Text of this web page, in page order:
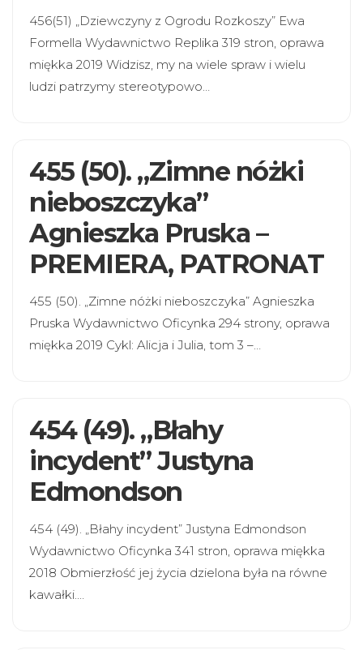
456(51) „Dziewczyny z Ogrodu Rozkoszy” Ewa
Formella Wydawnictwo Replika 319 stron, oprawa
miękka 2019 Widzisz, my na wiele spraw i wielu
ludzi patrzymy stereotypowo…
455 (50). „Zimne nóżki
nieboszczyka”
Agnieszka Pruska –
PREMIERA, PATRONAT
455 (50). „Zimne nóżki nieboszczyka” Agnieszka
Pruska Wydawnictwo Oficynka 294 strony, oprawa
miękka 2019 Cykl: Alicja i Julia, tom 3 –…
454 (49). „Błahy
incydent” Justyna
Edmondson
454 (49). „Błahy incydent” Justyna Edmondson
Wydawnictwo Oficynka 341 stron, oprawa miękka
2018 Obmierzłość jej życia dzielona była na równe
kawałki.…